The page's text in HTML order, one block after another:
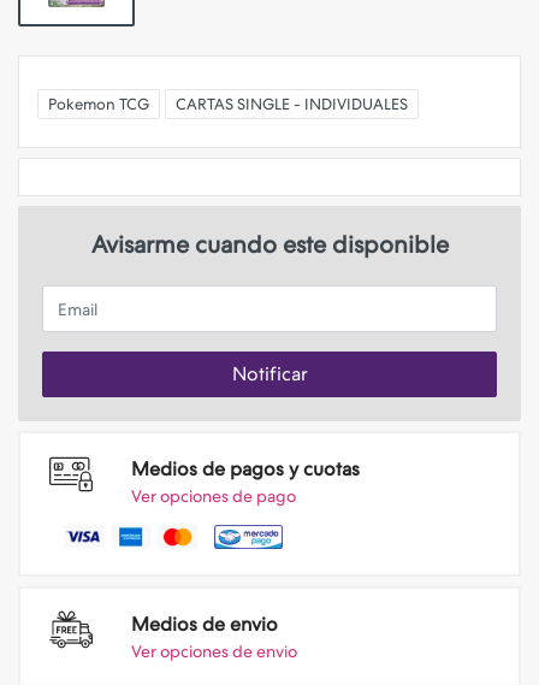
Pokemon TCG CARTAS SINGLE - INDIVIDUALES
Avisarme cuando este disponible
Email
Notificar
Medios de pagos y cuotas
Ver opciones de pago
Medios de envio
Ver opciones de envio